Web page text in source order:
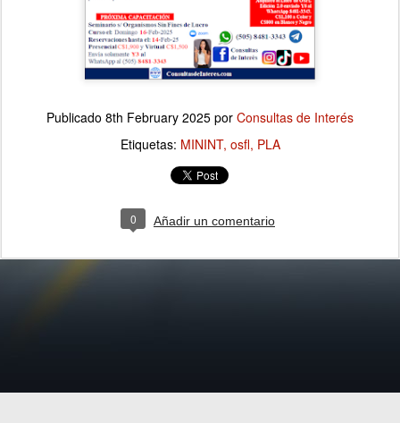
Publicado 8th February 2025 por Consultas de Interés
Etiquetas: MININT osfl PLA
0 Añadir un comentario